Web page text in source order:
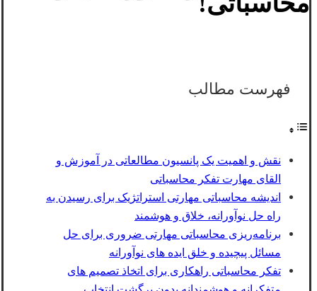
فهرست مطالب
نقش و اهمیت یک پانسیون مطالعاتی در آموزش و
القای مهارت تفکر محاسباتی
اندیشه محاسباتی مهارتی استراتژیک برای رسیدن به
راه‌ حل نوآورانه، خلاق و هوشمند
برنامه‌ریزی محاسباتی مهارتی ضروری برای حل
مسائل پیچیده و خلق ایده‌ های نوآورانه
تفکر محاسباتی راهکاری برای اتخاذ تصمیم ‌های